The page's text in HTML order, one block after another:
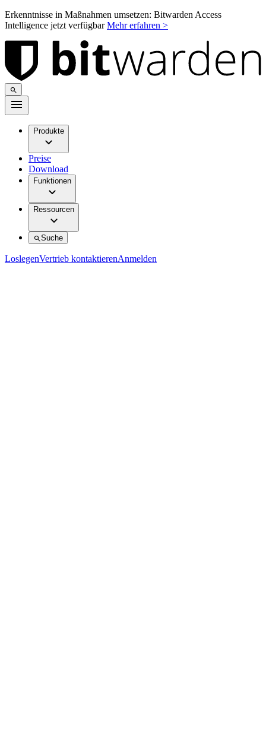
Erkenntnisse in Maßnahmen umsetzen: Bitwarden Access
Intelligence jetzt verfügbarMehr erfahren >
Produkte
Preise
Download
Funktionen
Ressourcen
Suche
LoslegenVertrieb kontaktierenAnmelden